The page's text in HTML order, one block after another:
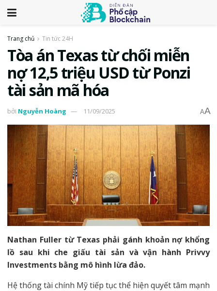
Trang chủ Tin tức 24H
Tòa án Texas từ chối miễn
nợ 12,5 triệu USD từ Ponzi
tài sản mã hóa
bởi Nguyễn Hoàng 11/09/2025 AA
Nathan Fuller từ Texas phải gánh khoản nợ khổng
lồ sau khi che giấu tài sản và vận hành Privvy
Investments bằng mô hình lừa đảo.
Hệ thống tài chính Mỹ tiếp tục thể hiện quyết tâm mạnh